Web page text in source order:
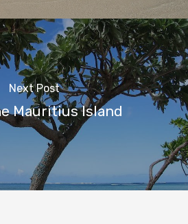
Next Post
Mauritius Island